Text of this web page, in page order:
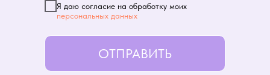
Я даю согласие на обработку моих
персональных данных
ОТПРАВИТЬ